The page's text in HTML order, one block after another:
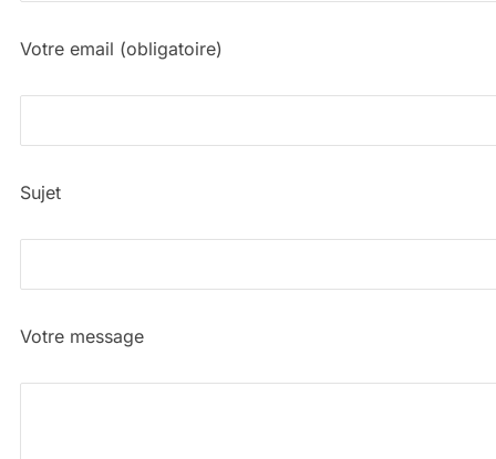
Votre email (obligatoire)
Sujet
Votre message